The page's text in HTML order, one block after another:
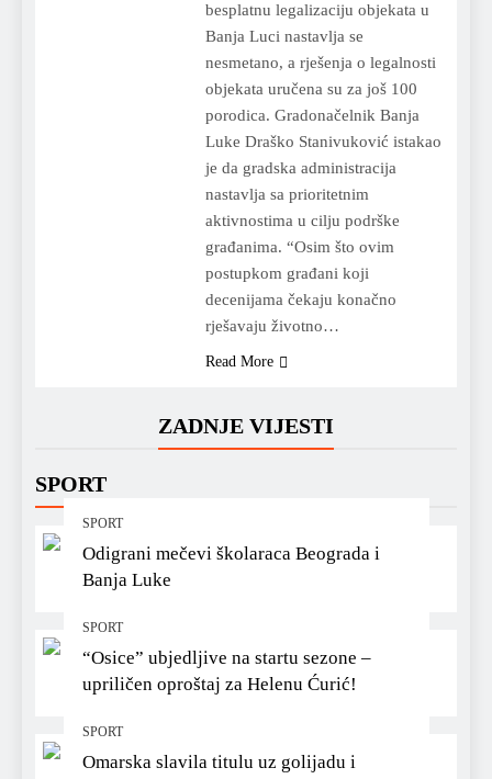
ZADNJE VIJESTI
SPORT
SPORT
Odigrani mečevi školaraca Beograda i
Banja Luke
SPORT
“Osice” ubjedljive na startu sezone –
upriličen oproštaj za Helenu Ćurić!
SPORT
Omarska slavila titulu uz golijadu i
besplatnu legalizaciju objekata u
Banja Luci nastavlja se
nesmetano, a rješenja o legalnosti
objekata uručena su za još 100
porodica. Gradonačelnik Banja
Luke Draško Stanivuković istakao
je da gradska administracija
nastavlja sa prioritetnim
aktivnostima u cilju podrške
građanima. “Osim što ovim
postupkom građani koji
decenijama čekaju konačno
rješavaju životno…
Read More